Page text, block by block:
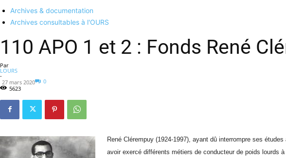
Archives & documentation
Archives consultables à l'OURS
110 APO 1 et 2 : Fonds René
Par
LOURS
-
27 mars 2020
0
5623
René Clérempuy (1924-1997), ayant dû interrompre ses
avoir exercé différents métiers de conducteur de poids lourds